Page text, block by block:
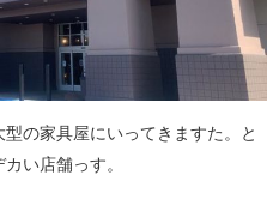
の家具屋にいってきますた。と
い店舗っす。